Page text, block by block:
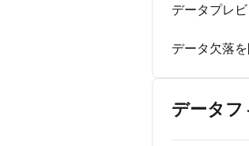
データプレ
データ欠落
データフ